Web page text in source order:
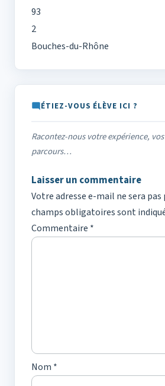
93
2
Bouches-du-Rhône
ÉTIEZ-VOUS ÉLÈVE ICI ?
Racontez-nous votre expérience,
parcours…
Laisser un commentaire
Votre adresse e-mail ne sera pas
champs obligatoires sont
Commentaire *
Nom *